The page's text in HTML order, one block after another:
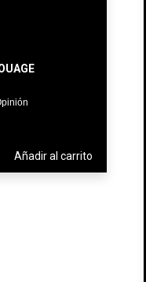
Añadir al carrito